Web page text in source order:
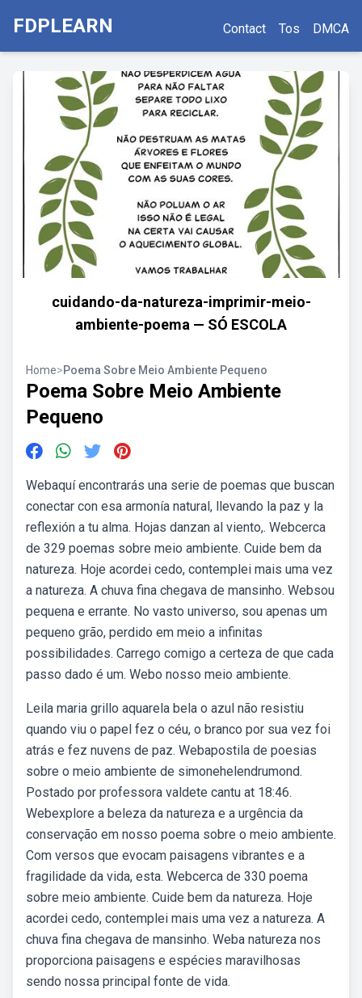
FDPLEARN Contact Tos DMCA
cuidando-da-natureza-imprimir-meio-
ambiente-poema — SÓ ESCOLA
Home>Poema Sobre Meio Ambiente Pequeno
Poema Sobre Meio Ambiente
Pequeno
Webaquí encontrarás una serie de poemas que buscan
conectar con esa armonía natural, llevando la paz y la
reflexión a tu alma. Hojas danzan al viento,. Webcerca
de 329 poemas sobre meio ambiente. Cuide bem da
natureza. Hoje acordei cedo, contemplei mais uma vez
a natureza. A chuva fina chegava de mansinho. Web⁠sou
pequena e errante. No vasto universo, sou apenas um
pequeno grão, perdido em meio a infinitas
possibilidades. Carrego comigo a certeza de que cada
passo dado é um. Webo nosso meio ambiente.
Leila maria grillo aquarela bela o azul não resistiu
quando viu o papel fez o céu, o branco por sua vez foi
atrás e fez nuvens de paz. Webapostila de poesias
sobre o meio ambiente de simonehelendrumond.
Postado por professora valdete cantu at 18:46.
Webexplore a beleza da natureza e a urgência da
conservação em nosso poema sobre o meio ambiente.
Com versos que evocam paisagens vibrantes e a
fragilidade da vida, esta. Webcerca de 330 poema
sobre meio ambiente. Cuide bem da natureza. Hoje
acordei cedo, contemplei mais uma vez a natureza. A
chuva fina chegava de mansinho. Weba natureza nos
proporciona paisagens e espécies maravilhosas
sendo nossa principal fonte de vida.